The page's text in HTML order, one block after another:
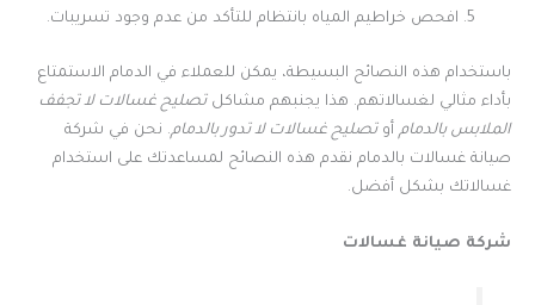
افحص خراطيم المياه بانتظام للتأكد من عدم وجود تسريبات.
باستخدام هذه النصائح البسيطة، يمكن للعملاء في الدمام الاستمتاع
بأداء مثالي لغسالاتهم. هذا يجنبهم مشاكلتصليح غسالات لا تجفف
الملابس بالدمام أوتصليح غسالات لا تدور بالدمام. نحن في شركة
صيانة غسالات بالدمام نقدم هذه النصائح لمساعدتك على استخدام
غسالاتك بشكل أفضل.
شركة صيانة غسالات